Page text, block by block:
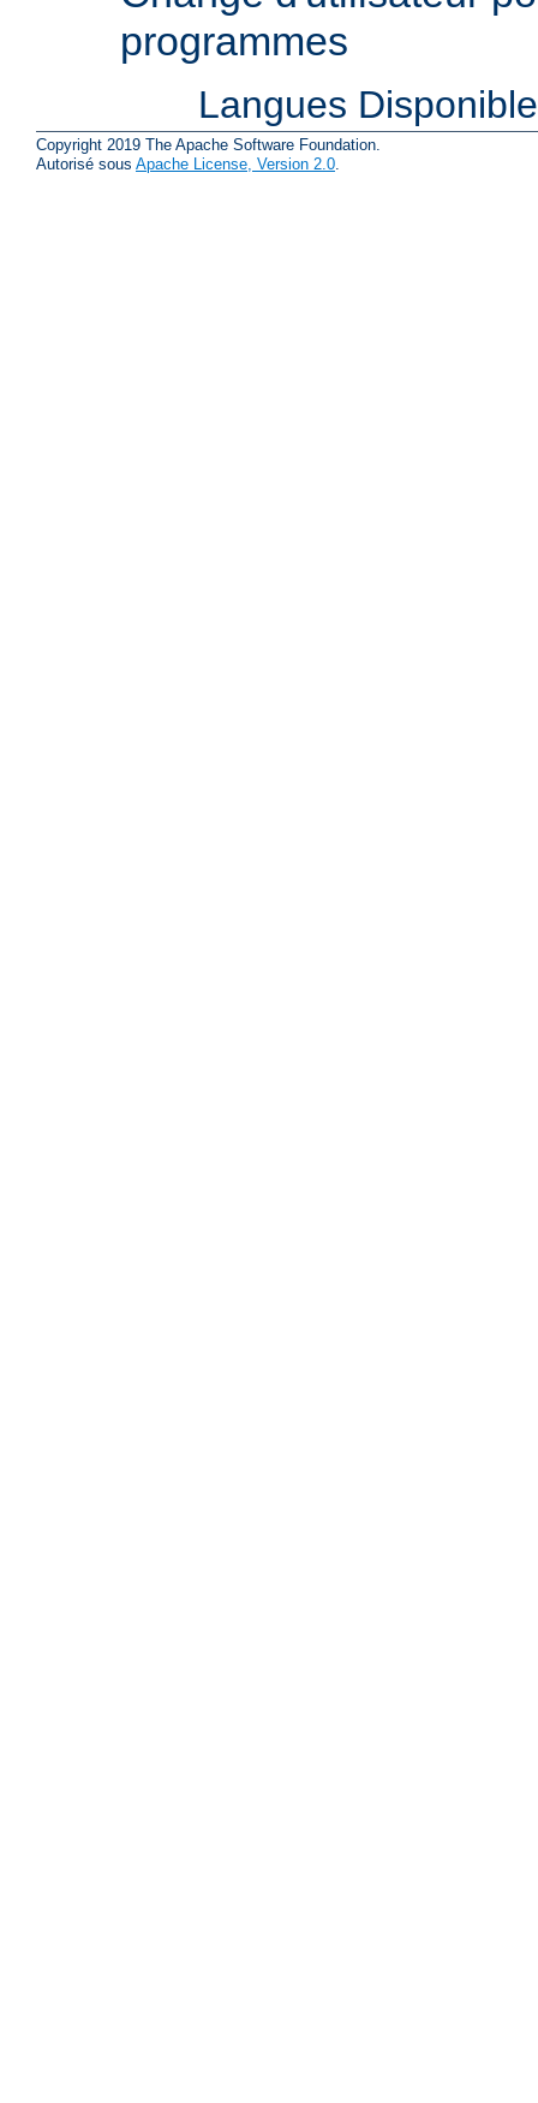
programmes
Langues
Copyright 2019 The Apache Software Foundation.
Autorisé sous Apache License, Version 2.0.